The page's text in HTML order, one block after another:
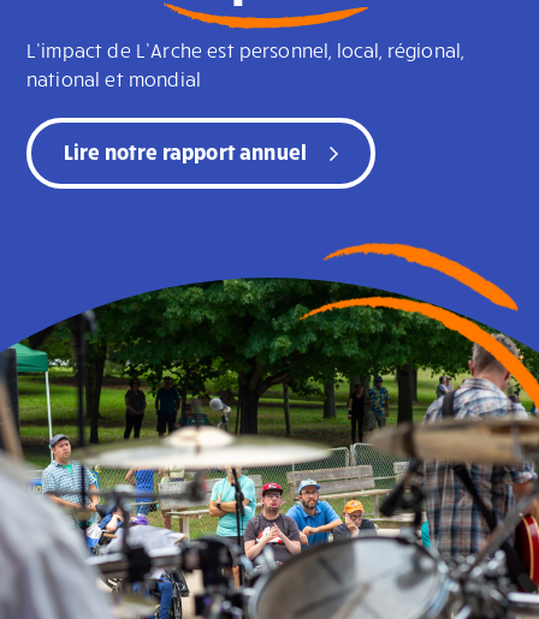
L’impact de L’Arche est personnel, local, régional,
national et mondial
Lire notre rapport annuel